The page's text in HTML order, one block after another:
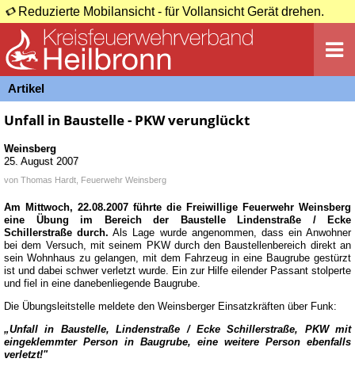
Reduzierte Mobilansicht - für Vollansicht Gerät drehen.
Artikel
Unfall in Baustelle - PKW verunglückt
Weinsberg
25. August 2007
von Thomas Hardt, Feuerwehr Weinsberg
Am Mittwoch, 22.08.2007 führte die Freiwillige Feuerwehr Weinsberg
eine Übung im Bereich der Baustelle Lindenstraße / Ecke
Schillerstraße durch. Als Lage wurde angenommen, dass ein Anwohner
bei dem Versuch, mit seinem PKW durch den Baustellenbereich direkt an
sein Wohnhaus zu gelangen, mit dem Fahrzeug in eine Baugrube gestürzt
ist und dabei schwer verletzt wurde. Ein zur Hilfe eilender Passant stolperte
und fiel in eine danebenliegende Baugrube.
Die Übungsleitstelle meldete den Weinsberger Einsatzkräften über Funk:
„Unfall in Baustelle, Lindenstraße / Ecke Schillerstraße, PKW mit
eingeklemmter Person in Baugrube, eine weitere Person ebenfalls
verletzt!"